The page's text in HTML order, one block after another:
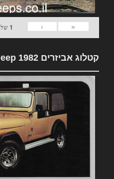
«
‹
1 של
קטלוג אביזרים 1982 Jeep